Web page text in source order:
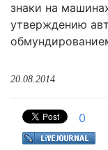
знаки на
утверждению
20.08.2014
0